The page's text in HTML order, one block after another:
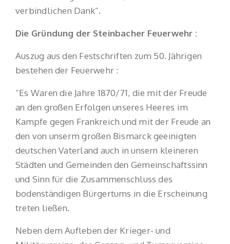
verbindlichen Dank”.
Die Gründung der Steinbacher Feuerwehr :
Auszug aus den Festschriften zum 50. Jährigen
bestehen der Feuerwehr :
“Es Waren die Jahre 1870/71, die mit der Freude
an den großen Erfolgen unseres Heeres im
Kampfe gegen Frankreich und mit der Freude an
den von unserm großen Bismarck geeinigten
deutschen Vaterland auch in unsern kleineren
Städten und Gemeinden den Gemeinschaftssinn
und Sinn für die Zusammenschluss des
bodenständigen Bürgertums in die Erscheinung
treten ließen.
Neben dem Aufleben der Krieger- und